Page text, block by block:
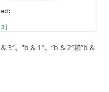
3
3″、”b & 1″、”b & 2″和”b &